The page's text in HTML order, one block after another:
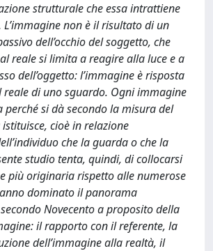
strutturale che essa intrattiene
non è il risultato di un
dell’occhio del soggetto, che
reale si limita a reagire alla luce e a
dell’oggetto: l’immagine è risposta
reale di uno sguardo. Ogni immagine
si dà secondo la misura del
cioè in relazione
che la guarda o che la
studio tenta, quindi, di collocarsi
più originaria rispetto alle numerose
dominato il panorama
Novecento a proposito della
il rapporto con il referente, la
dell’immagine alla realtà, il